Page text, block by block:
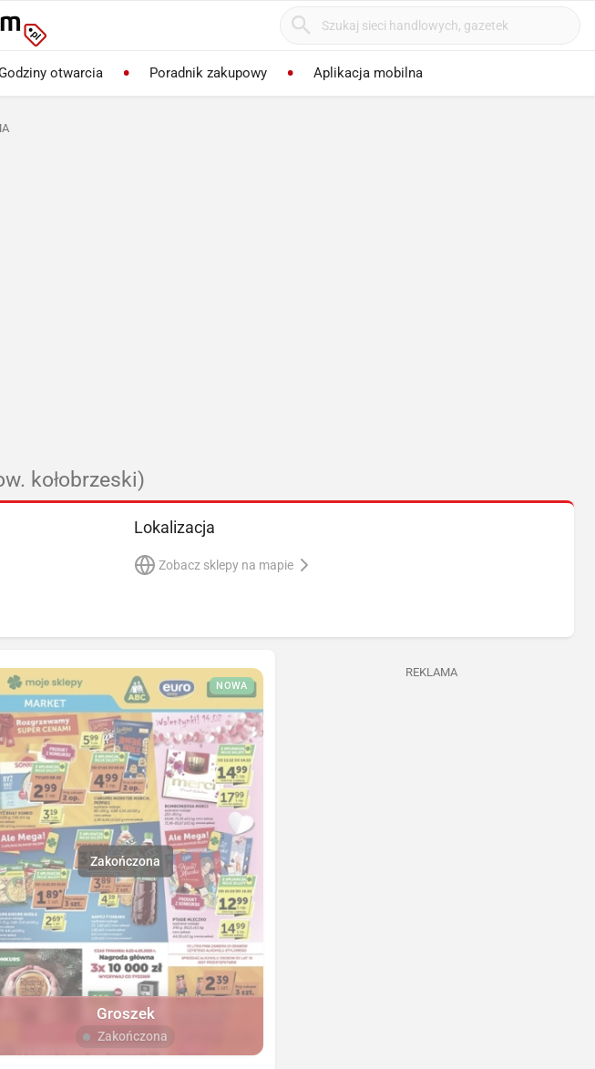
otwarcia Poradnik zakupowy Aplikacja mobilna
kołobrzeski)
Lokalizacja
Zobacz sklepy na mapie
NOWA
Groszek
Zakończona
REKLAMA